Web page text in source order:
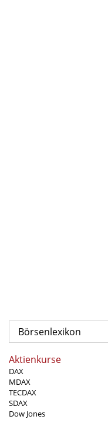
Börsenlexikon
Aktienkurse
DAX
MDAX
TECDAX
SDAX
Dow Jones